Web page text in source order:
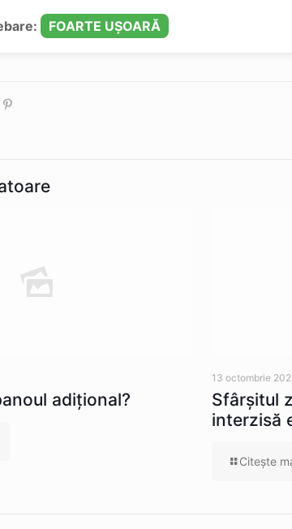
FOARTE UȘOARĂ
adițional?
13 octombrie
Sfârșitul
interzisă
Citeşte